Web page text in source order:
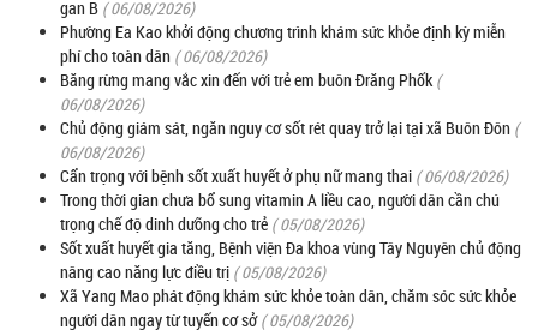
gan B ( 06/08/2026)
Phường Ea Kao khởi động chương trình khám sức khỏe định kỳ miễn
phí cho toàn dân ( 06/08/2026)
Băng rừng mang vắc xin đến với trẻ em buôn Đrăng Phốk (
06/08/2026)
Chủ động giám sát, ngăn nguy cơ sốt rét quay trở lại tại xã Buôn Đôn (
06/08/2026)
Cẩn trọng với bệnh sốt xuất huyết ở phụ nữ mang thai ( 06/08/2026)
Trong thời gian chưa bổ sung vitamin A liều cao, người dân cần chú
trọng chế độ dinh dưỡng cho trẻ ( 05/08/2026)
Sốt xuất huyết gia tăng, Bệnh viện Đa khoa vùng Tây Nguyên chủ động
nâng cao năng lực điều trị ( 05/08/2026)
Xã Yang Mao phát động khám sức khỏe toàn dân, chăm sóc sức khỏe
người dân ngay từ tuyến cơ sở ( 05/08/2026)